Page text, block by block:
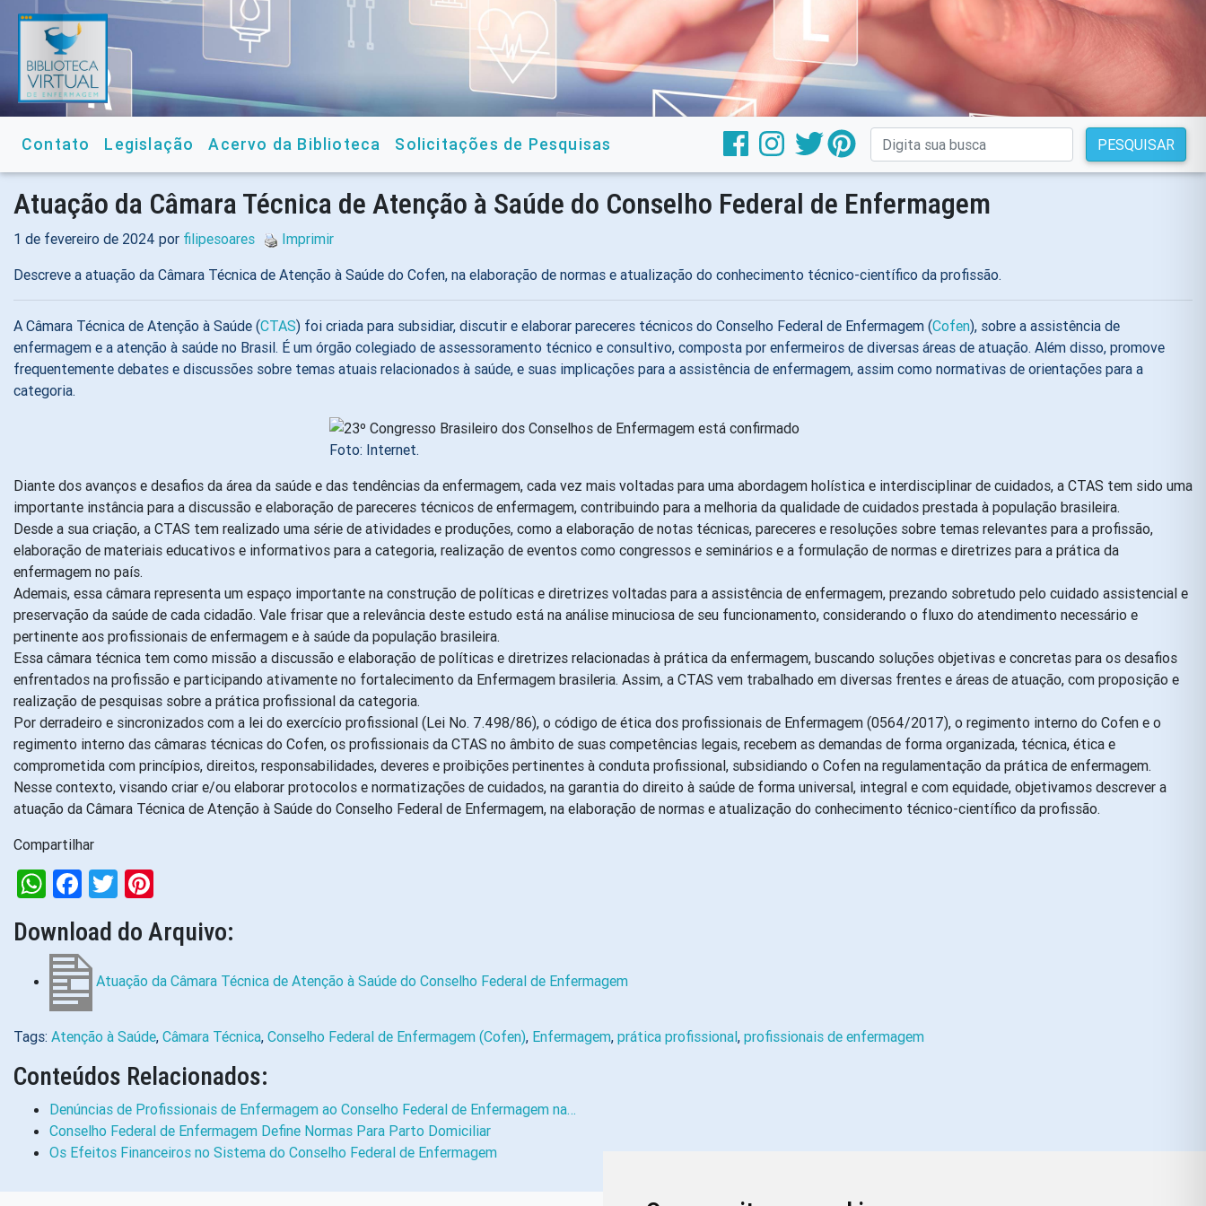
Contato Legislação Acervo da Biblioteca Solicitações de Pesquisas PESQUISAR
Atuação da Câmara Técnica de Atenção à Saúde do Conselho Federal de Enfermagem
1 de fevereiro de 2024 por filipesoares
Imprimir
Descreve a atuação da Câmara Técnica de Atenção à Saúde do Cofen, na elaboração de normas e atualização do conhecimento técnico-científico da profissão.
A Câmara Técnica de Atenção à Saúde (CTAS) foi criada para subsidiar, discutir e elaborar pareceres técnicos do Conselho Federal de Enfermagem (Cofen), sobre a assistência de
enfermagem e a atenção à saúde no Brasil. É um órgão colegiado de assessoramento técnico e consultivo, composta por enfermeiros de diversas áreas de atuação. Além disso, promove
frequentemente debates e discussões sobre temas atuais relacionados à saúde, e suas implicações para a assistência de enfermagem, assim como normativas de orientações para a
categoria.
Foto: Internet.
Diante dos avanços e desafios da área da saúde e das tendências da enfermagem, cada vez mais voltadas para uma abordagem holística e interdisciplinar de cuidados, a CTAS tem sido uma
importante instância para a discussão e elaboração de pareceres técnicos de enfermagem, contribuindo para a melhoria da qualidade de cuidados prestada à população brasileira.
Desde a sua criação, a CTAS tem realizado uma série de atividades e produções, como a elaboração de notas técnicas, pareceres e resoluções sobre temas relevantes para a profissão,
elaboração de materiais educativos e informativos para a categoria, realização de eventos como congressos e seminários e a formulação de normas e diretrizes para a prática da
enfermagem no país.
Ademais, essa câmara representa um espaço importante na construção de políticas e diretrizes voltadas para a assistência de enfermagem, prezando sobretudo pelo cuidado assistencial e
preservação da saúde de cada cidadão. Vale frisar que a relevância deste estudo está na análise minuciosa de seu funcionamento, considerando o fluxo do atendimento necessário e
pertinente aos profissionais de enfermagem e à saúde da população brasileira.
Essa câmara técnica tem como missão a discussão e elaboração de políticas e diretrizes relacionadas à prática da enfermagem, buscando soluções objetivas e concretas para os desafios
enfrentados na profissão e participando ativamente no fortalecimento da Enfermagem brasileria. Assim, a CTAS vem trabalhado em diversas frentes e áreas de atuação, com proposição e
realização de pesquisas sobre a prática profissional da categoria.
Por derradeiro e sincronizados com a lei do exercício profissional (Lei No. 7.498/86), o código de ética dos profissionais de Enfermagem (0564/2017), o regimento interno do Cofen e o
regimento interno das câmaras técnicas do Cofen, os profissionais da CTAS no âmbito de suas competências legais, recebem as demandas de forma organizada, técnica, ética e
comprometida com princípios, direitos, responsabilidades, deveres e proibições pertinentes à conduta profissional, subsidiando o Cofen na regulamentação da prática de enfermagem.
Nesse contexto, visando criar e/ou elaborar protocolos e normatizações de cuidados, na garantia do direito à saúde de forma universal, integral e com equidade, objetivamos descrever a
atuação da Câmara Técnica de Atenção à Saúde do Conselho Federal de Enfermagem, na elaboração de normas e atualização do conhecimento técnico-científico da profissão.
Compartilhar
WhatsApp
Facebook
Twitter
Download do Arquivo:
Atuação da Câmara Técnica de Atenção à Saúde do Conselho Federal de Enfermagem
Tags: Atenção à Saúde, Câmara Técnica, Conselho Federal de Enfermagem (Cofen), Enfermagem, prática profissional, profissionais de enfermagem
Conteúdos Relacionados:
Denúncias de Profissionais de Enfermagem ao Conselho Federal de Enfermagem na…
Conselho Federal de Enfermagem Define Normas Para Parto Domiciliar
Os Efeitos Financeiros no Sistema do Conselho Federal de Enfermagem